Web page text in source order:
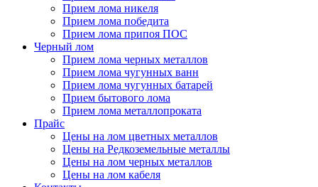
Прием лома никеля
Прием лома победита
Прием лома припоя ПОС
Черный лом
Прием лома черных металлов
Прием лома чугунных ванн
Прием лома чугунных батарей
Прием бытового лома
Прием лома металлопроката
Прайс
Цены на лом цветных металлов
Цены на Редкоземельные металлы
Цены на лом черных металлов
Цены на лом кабеля